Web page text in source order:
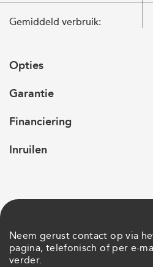
Gemiddeld verbruik:
Opties
Garantie
Financiering
Inruilen
Neem gerust contact op via
pagina, telefonisch of per e-
verder.